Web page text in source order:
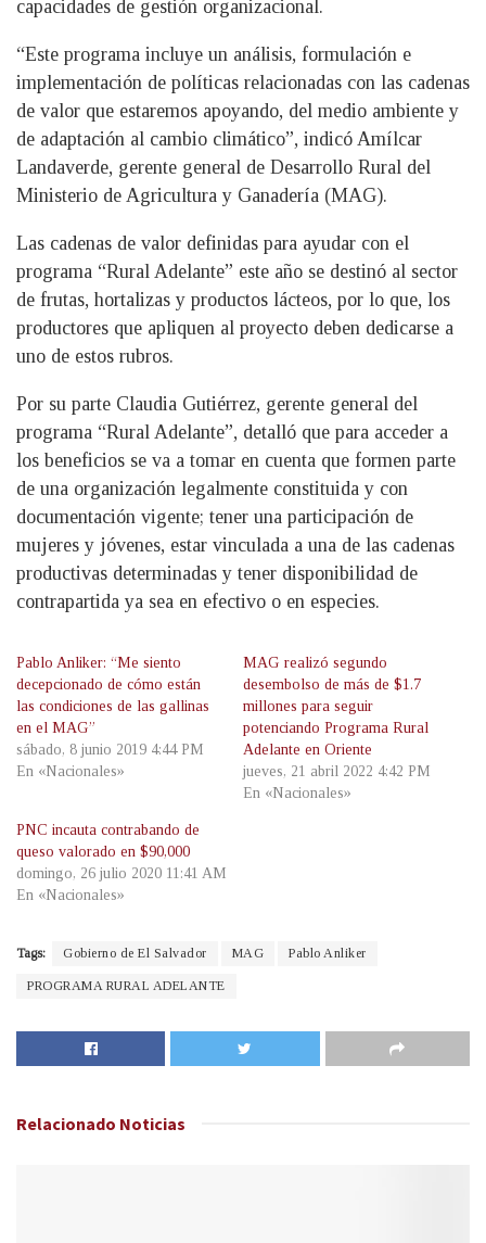
capacidades de gestión organizacional.
“Este programa incluye un análisis, formulación e
implementación de políticas relacionadas con las cadenas
de valor que estaremos apoyando, del medio ambiente y
de adaptación al cambio climático”, indicó Amílcar
Landaverde, gerente general de Desarrollo Rural del
Ministerio de Agricultura y Ganadería (MAG).
Las cadenas de valor definidas para ayudar con el
programa “Rural Adelante” este año se destinó al sector
de frutas, hortalizas y productos lácteos, por lo que, los
productores que apliquen al proyecto deben dedicarse a
uno de estos rubros.
Por su parte Claudia Gutiérrez, gerente general del
programa “Rural Adelante”, detalló que para acceder a
los beneficios se va a tomar en cuenta que formen parte
de una organización legalmente constituida y con
documentación vigente; tener una participación de
mujeres y jóvenes, estar vinculada a una de las cadenas
productivas determinadas y tener disponibilidad de
contrapartida ya sea en efectivo o en especies.
Pablo Anliker: “Me siento
decepcionado de cómo están
las condiciones de las gallinas
en el MAG”
sábado, 8 junio 2019 4:44 PM
En «Nacionales»
MAG realizó segundo
desembolso de más de $1.7
millones para seguir
potenciando Programa Rural
Adelante en Oriente
jueves, 21 abril 2022 4:42 PM
En «Nacionales»
PNC incauta contrabando de
queso valorado en $90,000
domingo, 26 julio 2020 11:41 AM
En «Nacionales»
Tags: Gobierno de El Salvador MAG Pablo Anliker
PROGRAMA RURAL ADELANTE
Relacionado Noticias